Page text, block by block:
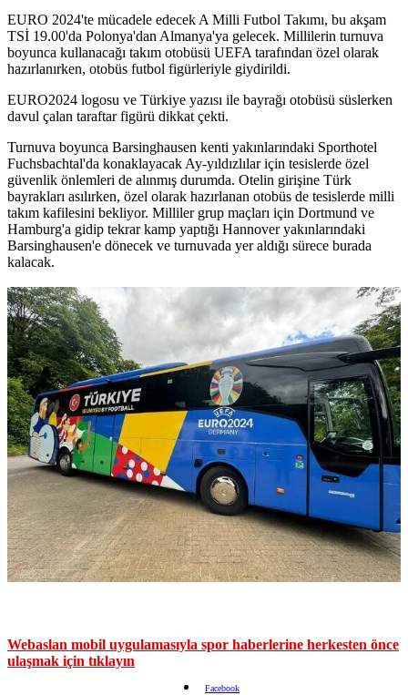
EURO 2024'te mücadele edecek A Milli Futbol Takımı, bu akşam
TSİ 19.00'da Polonya'dan Almanya'ya gelecek. Millilerin turnuva
boyunca kullanacağı takım otobüsü UEFA tarafından özel olarak
hazırlanırken, otobüs futbol figürleriyle giydirildi.
EURO2024 logosu ve Türkiye yazısı ile bayrağı otobüsü süslerken
davul çalan taraftar figürü dikkat çekti.
Turnuva boyunca Barsinghausen kenti yakınlarındaki Sporthotel
Fuchsbachtal'da konaklayacak Ay-yıldızlılar için tesislerde özel
güvenlik önlemleri de alınmış durumda. Otelin girişine Türk
bayrakları asılırken, özel olarak hazırlanan otobüs de tesislerde milli
takım kafilesini bekliyor. Milliler grup maçları için Dortmund ve
Hamburg'a gidip tekrar kamp yaptığı Hannover yakınlarındaki
Barsinghausen'e dönecek ve turnuvada yer aldığı sürece burada
kalacak.
Webaslan mobil uygulamasıyla spor haberlerine herkesten önce
ulaşmak için tıklayın
Facebook